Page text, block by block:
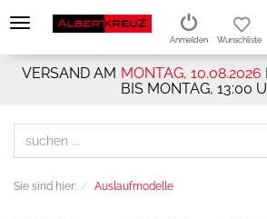
VERSAND AM MONTAG, 10.08.2026
BIS MONTAG, 13:00
Anmelden Wunschliste
Sie sind hier: Auslaufmodelle